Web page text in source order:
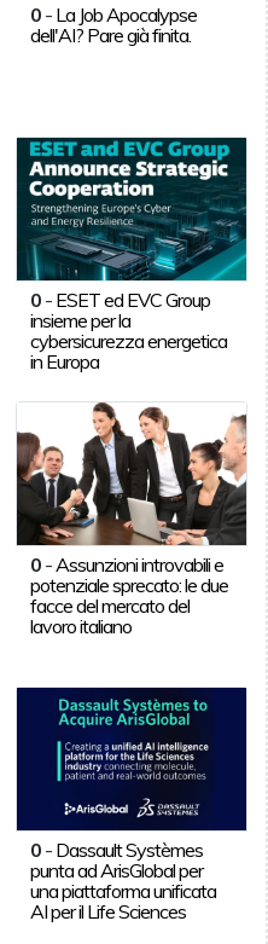
0 - La Job Apocalypse
dell'AI? Pare già finita.
0 - ESET ed EVC Group
insieme per la
cybersicurezza energetica
in Europa
0 - Assunzioni introvabili e
potenziale sprecato: le due
facce del mercato del
lavoro italiano
0 - Dassault Systèmes
punta ad ArisGlobal per
una piattaforma unificata
AI per il Life Sciences